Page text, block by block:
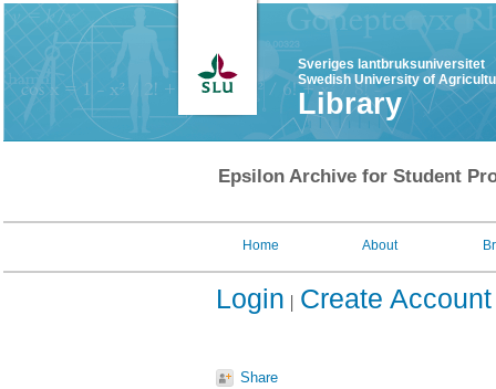
Sveriges lantbruksuniversitet
Swedish University of
Library
Epsilon Archive for Student
Home About
Login Create Account
Share